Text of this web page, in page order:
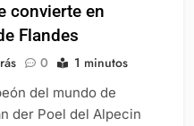
convierte en
Flandes
0 1 minutos
del mundo de
der Poel del Alpecin